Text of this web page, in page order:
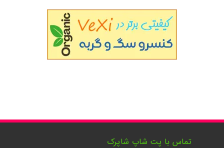
تماس با پت شاپ شاپرک